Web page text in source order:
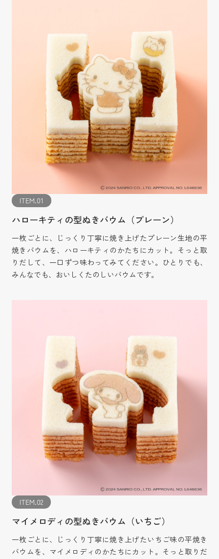
ITEM.01
ハローキティの型ぬきバウム（プレーン）
一枚ごとに、じっくり丁寧に焼き上げたプレーン生地の平
焼きバウムを、ハローキティのかたちにカット。そっと取
りだして、一口ずつ味わってみてください。ひとりでも、
みんなでも、おいしくたのしいバウムです。
ITEM.02
マイメロディの型ぬきバウム（いちご）
一枚ごとに、じっくり丁寧に焼き上げたいちご味の平焼き
バウムを、マイメロディのかたちにカット。そっと取りだ